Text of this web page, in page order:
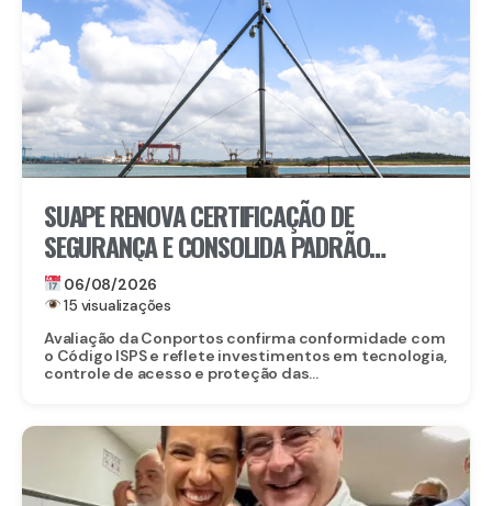
SUAPE RENOVA CERTIFICAÇÃO DE
SEGURANÇA E CONSOLIDA PADRÃO
INTERNACIONAL
06/08/2026
15 visualizações
Avaliação da Conportos confirma conformidade com
o Código ISPS e reflete investimentos em tecnologia,
controle de acesso e proteção das...